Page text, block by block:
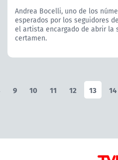
Andrea Bocelli, uno de los
esperados por los seguidores
el artista encargado de abrir la
certamen.
9 10 11 12 13 14